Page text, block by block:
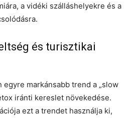
a vidéki szálláshelyekre és a
és turisztikai
egyre markánsabb trend a „slow
iránti kereslet növekedése.
ezt a trendet használja ki,